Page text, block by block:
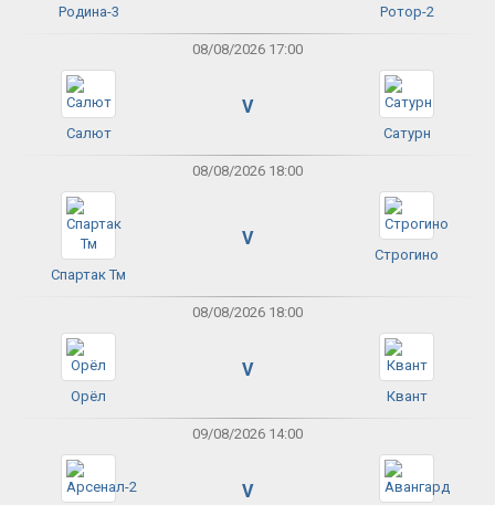
Родина-3 Ротор-2
08/08/2026 17:00
Салют
V
Сатурн
08/08/2026 18:00
Спартак Тм
V
Строгино
08/08/2026 18:00
Орёл
V
Квант
09/08/2026 14:00
V